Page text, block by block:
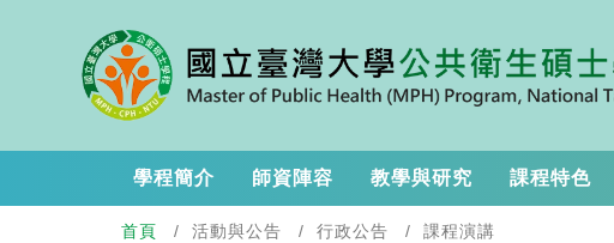
學程簡介 師資陣容 教學與研究 課程特色
首頁 活動與公告 行政公告 課程演講